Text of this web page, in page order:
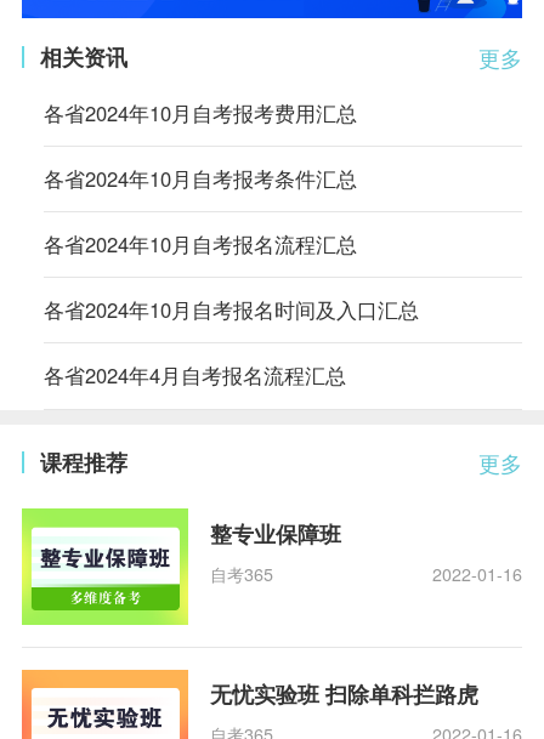
更多
相关资讯
各省2024年10月自考报考费用汇总
各省2024年10月自考报考条件汇总
各省2024年10月自考报名流程汇总
各省2024年10月自考报名时间及入口汇总
各省2024年4月自考报名流程汇总
更多
课程推荐
整专业保障班
自考365 2022-01-16
无忧实验班 扫除单科拦路虎